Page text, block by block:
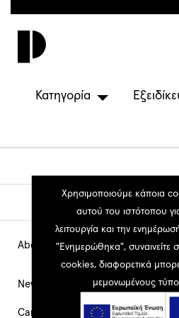
προς
περιεχόμενοΚατηγορία
Χρησιμοποιούμε κάποια
αυτού του ιστότοπου
λειτουργία και την
"Ενημερώθηκα", συναινείτε
cookies, διαφορετικά
μεμονωμένους
Main
Navigation
About PEOPLE
News
Career